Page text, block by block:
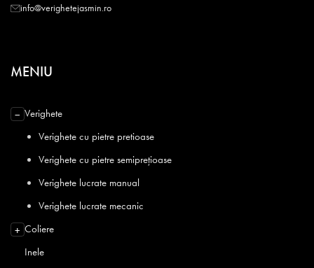
info@verighetejasmin.ro
MENIU
− Verighete
Verighete cu pietre pretioase
Verighete cu pietre semiprețioase
Verighete lucrate manual
Verighete lucrate mecanic
+ Coliere
Inele